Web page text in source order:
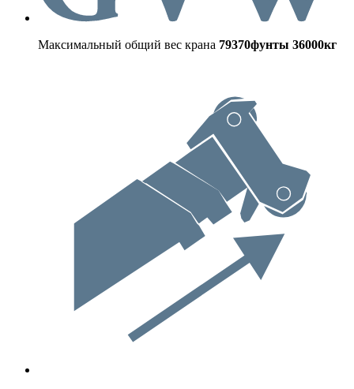
Максимальный общий вес крана 79370фунты 36000кг